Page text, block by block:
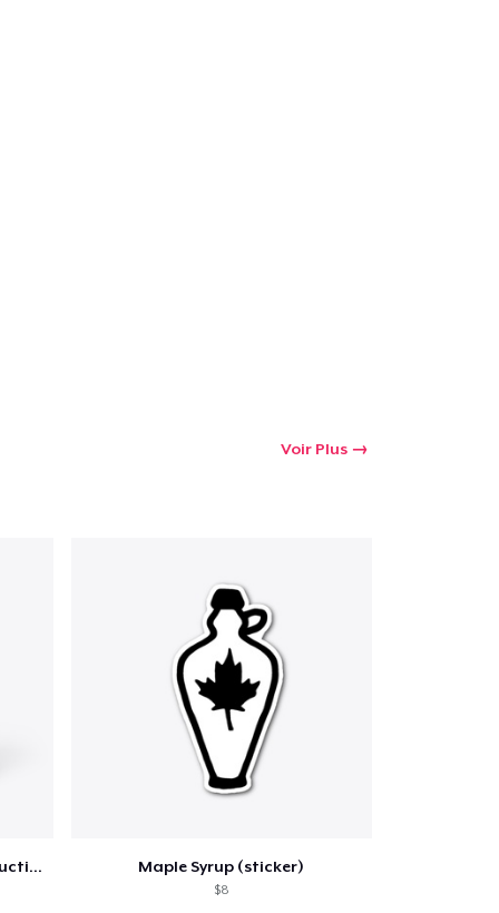
Voir Plus
Life is Sweet Drinkware w/ Instructions Maple Syrup (sticker)
$8